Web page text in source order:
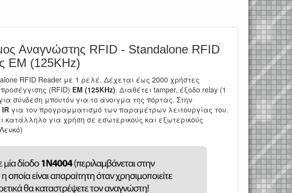
Αναγνώστης RFID - Standalone RFID
EM (125KHz)
RFID Reader με 1 ρελέ. Δέχεται έως 2000 χρήστες
(RFID) EM (125KHz). Διαθέτει tamper, έξoδο relay (1
σύνδεση μπουτόν για το άνοιγμα της πόρτας. Στην
για τον προγραμματισμό των παραμέτρων λειτουργίας του.
κατάλληλο για χρήση σε εσωτερικούς και εξωτερικούς